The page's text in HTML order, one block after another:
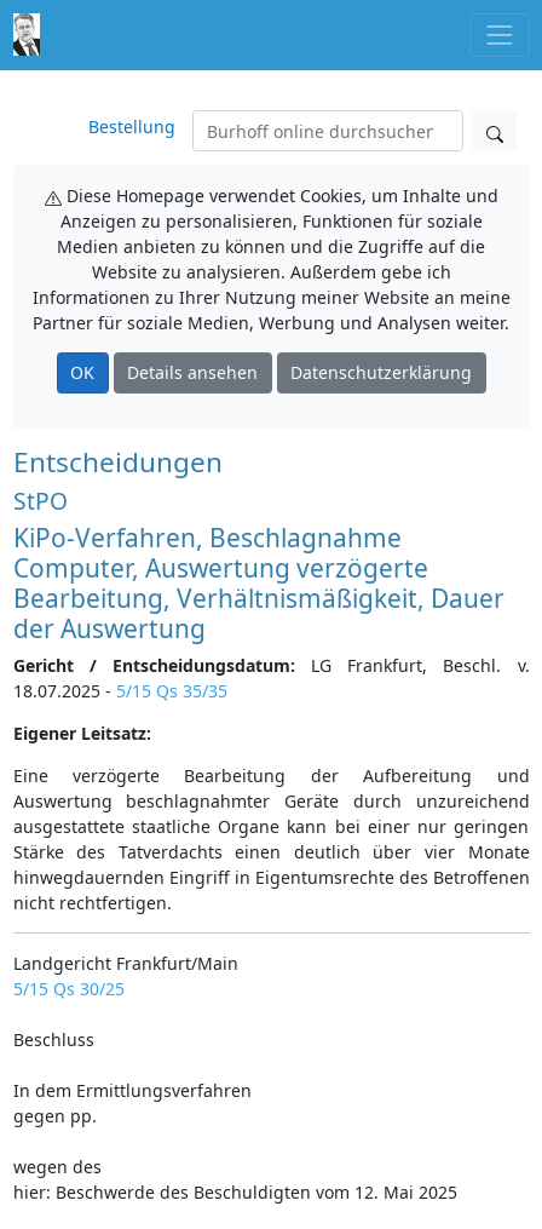
Bestellung
Diese Homepage verwendet Cookies, um Inhalte und
Anzeigen zu personalisieren, Funktionen für soziale
Medien anbieten zu können und die Zugriffe auf die
Website zu analysieren. Außerdem gebe ich
Informationen zu Ihrer Nutzung meiner Website an meine
Partner für soziale Medien, Werbung und Analysen weiter.
OK Details ansehen Datenschutzerklärung
Entscheidungen
StPO
KiPo-Verfahren, Beschlagnahme
Computer, Auswertung verzögerte
Bearbeitung, Verhältnismäßigkeit, Dauer
der Auswertung
Gericht / Entscheidungsdatum: LG Frankfurt, Beschl. v.
18.07.2025 - 5/15 Qs 35/35
Eigener Leitsatz:
Eine verzögerte Bearbeitung der Aufbereitung und
Auswertung beschlagnahmter Geräte durch unzureichend
ausgestattete staatliche Organe kann bei einer nur geringen
Stärke des Tatverdachts einen deutlich über vier Monate
hinwegdauernden Eingriff in Eigentumsrechte des Betroffenen
nicht rechtfertigen.
Landgericht Frankfurt/Main
5/15 Qs 30/25
Beschluss
In dem Ermittlungsverfahren
gegen pp.
wegen des
hier: Beschwerde des Beschuldigten vom 12. Mai 2025